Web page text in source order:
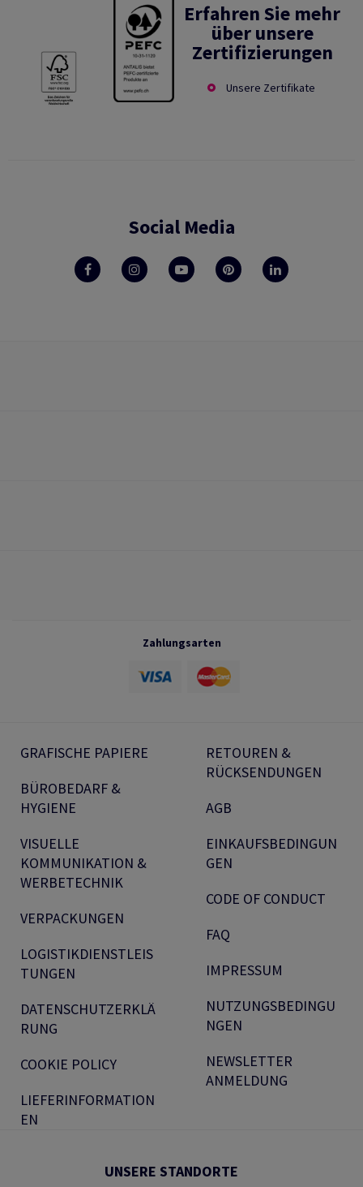
Erfahren Sie mehr
über unsere
Zertifizierungen
Unsere Zertifikate
Social Media
Zahlungsarten
GRAFISCHE PAPIERE
BÜROBEDARF &
HYGIENE
VISUELLE
KOMMUNIKATION &
WERBETECHNIK
VERPACKUNGEN
LOGISTIKDIENSTLEIS
TUNGEN
DATENSCHUTZERKLÄ
RUNG
COOKIE POLICY
LIEFERINFORMATION
EN
RETOUREN &
RÜCKSENDUNGEN
AGB
EINKAUFSBEDINGUN
GEN
CODE OF CONDUCT
FAQ
IMPRESSUM
NUTZUNGSBEDINGU
NGEN
NEWSLETTER
ANMELDUNG
UNSERE STANDORTE